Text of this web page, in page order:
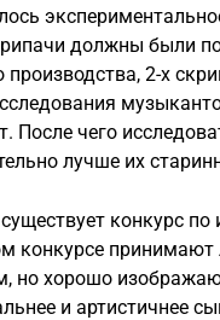
должны были
производства, 2-х
После чего
лучше их
конкурс
конкурсе
но хорошо
и артистичнее